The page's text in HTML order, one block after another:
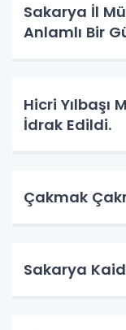
Sakarya İl
Anlamlı Bir
Hicri
İdrak Edildi.
Çakmak
Sakarya